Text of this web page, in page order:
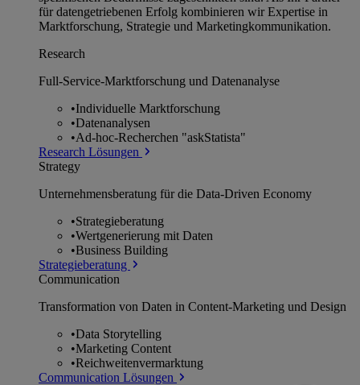
für datengetriebenen Erfolg kombinieren wir Expertise in
Marktforschung, Strategie und Marketingkommunikation.
Research
Full-Service-Marktforschung und Datenanalyse
•Individuelle Marktforschung
•Datenanalysen
•Ad-hoc-Recherchen "askStatista"
Research Lösungen
Strategy
Unternehmens­beratung für die Data-Driven Economy
•Strategieberatung
•Wertgenerierung mit Daten
•Business Building
Strategieberatung
Communication
Transformation von Daten in Content-Marketing und Design
•Data Storytelling
•Marketing Content
•Reichweitenvermarktung
Communication Lösungen